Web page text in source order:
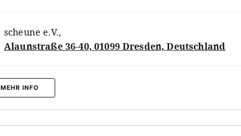
scheune e.V.,
Alaunstraße 36-40, 01099 Dresden, Deutschland
MEHR INFO